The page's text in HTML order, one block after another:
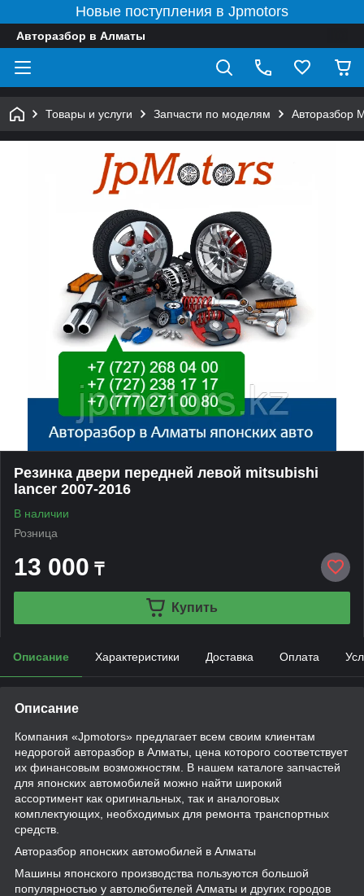
Новые поступления в Jpmotors
Авторазбор в Алматы
Товары и услуги Запчасти по моделям Авторазбор
Резинка двери передней левой mitsubishi
lancer 2007-2016
В наличии
Розница
13 000 ₸
Купить
Описание Характеристики Доставка Оплата
Описание
Компания «Jpmotors» предлагает всем своим клиентам
недорогой авторазбор в Алматы, цена которого соответствует
их финансовым возможностям. В нашем каталоге запчастей
для японских автомобилей можно найти широкий
ассортимент как оригинальных, так и аналоговых
комплектующих, необходимых для ремонта транспортных
средств.
Авторазбор японских автомобилей в Алматы
Машины японского производства пользуются большой
популярностью у автолюбителей Алматы и других городов